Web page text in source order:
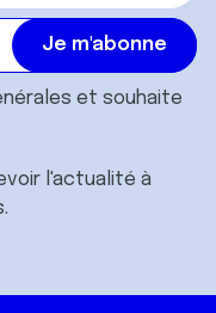
et souhaite
l'actualité à